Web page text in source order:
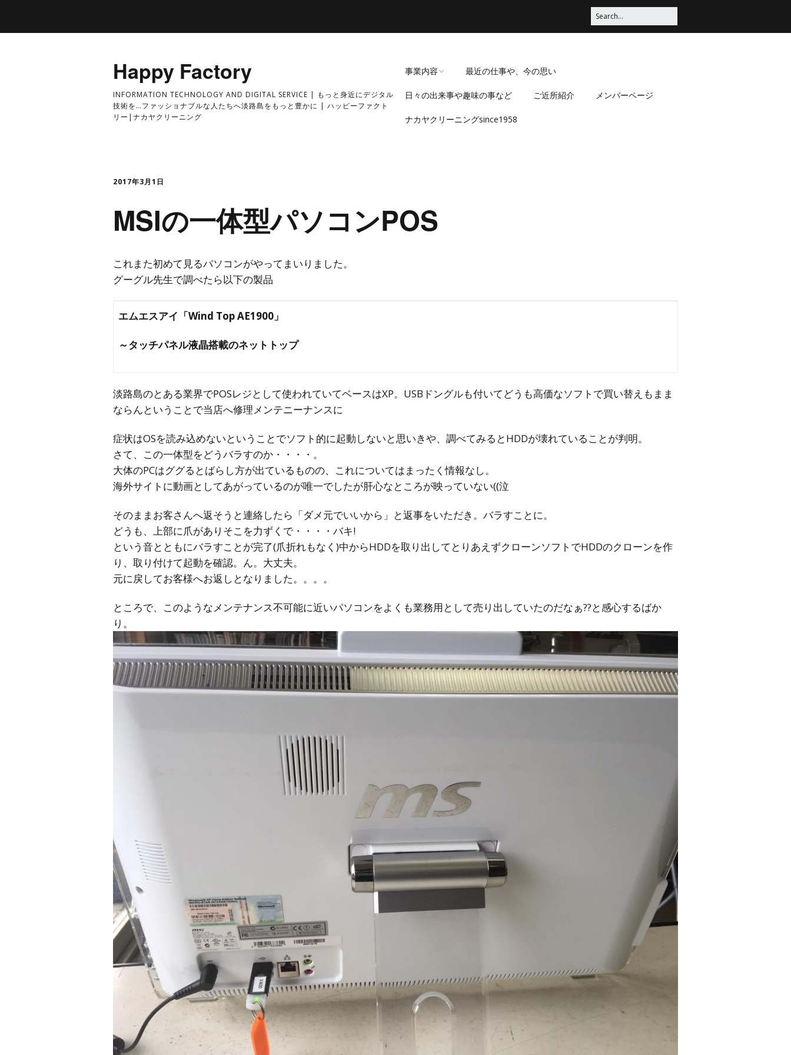
Happy Factory
INFORMATION TECHNOLOGY AND DIGITAL SERVICE | もっと身近にデジタル
技術を…ファッショナブルな人たちへ淡路島をもっと豊かに | ハッピーファクト
リー|ナカヤクリーニング
事業内容
経緯
過去の事業内容・実績
最近の仕事や、今の思い
日々の出来事や趣味の事など ご近所紹介 メンバーページ
ナカヤクリーニングsince1958
2017年3月1日
MSIの一体型パソコンPOS
これまた初めて見るパソコンがやってまいりました。
グーグル先生で調べたら以下の製品
エムエスアイ「Wind Top AE1900」
～タッチパネル液晶搭載のネットトップ
淡路島のとある業界でPOSレジとして使われていてベースはXP。USBドングルも付いてどうも高価なソフトで買い替えもまま
ならんということで当店へ修理メンテニーナンスに
症状はOSを読み込めないということでソフト的に起動しないと思いきや、調べてみるとHDDが壊れていることが判明。
さて、この一体型をどうバラすのか・・・・。
大体のPCはググるとばらし方が出ているものの、これについてはまったく情報なし。
海外サイトに動画としてあがっているのが唯一でしたが肝心なところが映っていない((泣
そのままお客さんへ返そうと連絡したら「ダメ元でいいから」と返事をいただき。バラすことに。
どうも、上部に爪がありそこを力ずくで・・・・バキ!
という音とともにバラすことが完了(爪折れもなく)中からHDDを取り出してとりあえずクローンソフトでHDDのクローンを作
り、取り付けて起動を確認。ん。大丈夫。
元に戻してお客様へお返しとなりました。。。。
ところで、このようなメンテナンス不可能に近いパソコンをよくも業務用として売り出していたのだなぁ??と感心するばか
り。